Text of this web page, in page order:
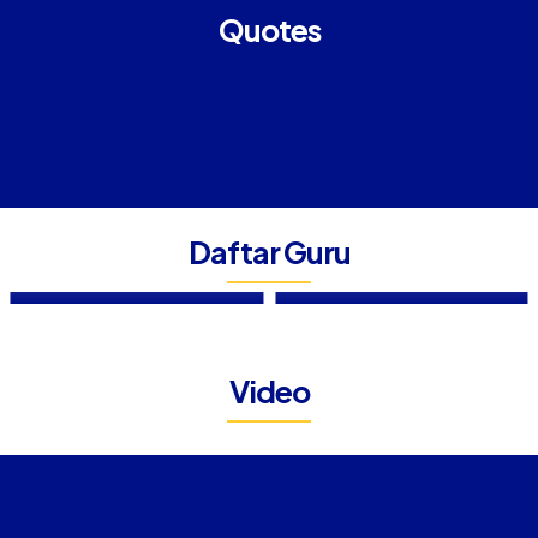
Quotes
Daftar Guru
ENI SULISTIOWATI, S.Pd ELMA NURAINI
Video